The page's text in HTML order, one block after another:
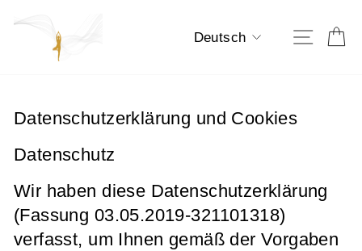
zum
Sprache
Deutsch
Datenschutzerklärung und Cookies
Datenschutz
Wir haben diese Datenschutzerklärung
(Fassung 03.05.2019-321101318)
verfasst, um Ihnen gemäß der Vorgaben